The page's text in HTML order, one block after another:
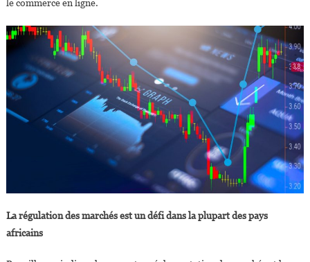
le commerce en ligne.
La régulation des marchés est un défi dans la plupart des pays
africains